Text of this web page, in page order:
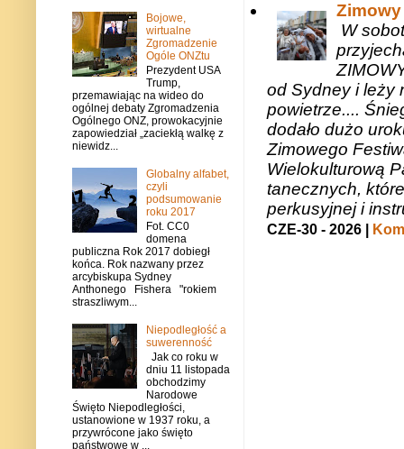
W
od Sydney i leży
powietrze....
dodało dużo
Zimowego
Wielokulturową
tanecznych,
perkusyjnej i
CZE-30 - 2026 |
Bojowe,
wirtualne
Zgromadzenie
Ogóle ONZtu
Prezydent USA
Trump,
przemawiając na wideo do
ogólnej debaty Zgromadzenia
Ogólnego ONZ, prowokacyjnie
zapowiedział „zaciekłą walkę z
niewidz...
Globalny alfabet,
czyli
podsumowanie
roku 2017
Fot. CC0
domena
publiczna Rok 2017 dobiegł
końca. Rok nazwany przez
arcybiskupa Sydney
Anthonego Fishera "rokiem
straszliwym...
Niepodległość a
suwerenność
Jak co roku w
dniu 11 listopada
obchodzimy
Narodowe
Święto Niepodległości,
ustanowione w 1937 roku, a
przywrócone jako święto
państwowe w ...